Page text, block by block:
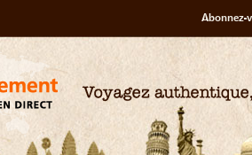
Abonnez-